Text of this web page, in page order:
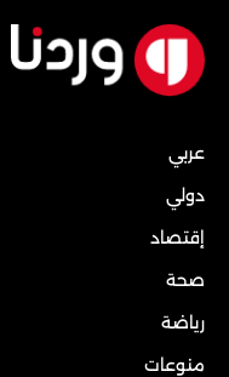
عربي
دولي
إقتصاد
صحة
رياضة
منوعات